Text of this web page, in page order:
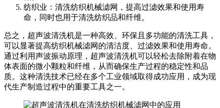
纺织业：清洗纺织机械滤网，提高过滤效果和使用寿
命，同时也用于清洗纺织品和纤维。
总之，超声波清洗机是一种高效、环保且多功能的清洗工具，
可以显著提高纺织机械滤网的清洁度、过滤效果和使用寿命。
通过利用声波振动原理，超声波清洗机可以轻松去除附着在物
体表面的微小颗粒和纤维，从而确保生产过程的稳定性和品
质。这种清洗技术已经在多个工业领域取得成功应用，成为现
代生产制造过程中的重要工具之一。